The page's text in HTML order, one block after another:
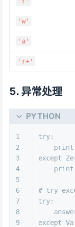
'w'
'a'
'r+'
5. 异常处理
PYTHON
1
2
3
4
5
6
7
8
9
try:
print
except
print
# try-
try:
except